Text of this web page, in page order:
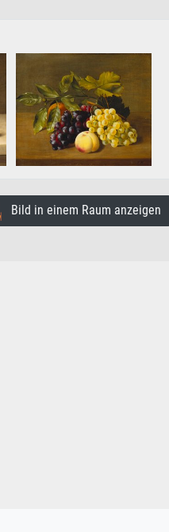
Bild in einem Raum anzeigen